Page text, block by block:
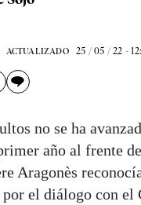
ACTUALIZADO 25 / 05 / 22 -
no se ha
año al frente
Aragonès
por el diálogo con el